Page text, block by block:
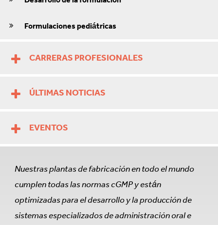
Formulaciones pediátricas
CARRERAS PROFESIONALES
ÚLTIMAS NOTICIAS
EVENTOS
Nuestras plantas de fabricación en todo el mundo
cumplen todas las normas cGMP y están
optimizadas para el desarrollo y la producción de
sistemas especializados de administración oral e